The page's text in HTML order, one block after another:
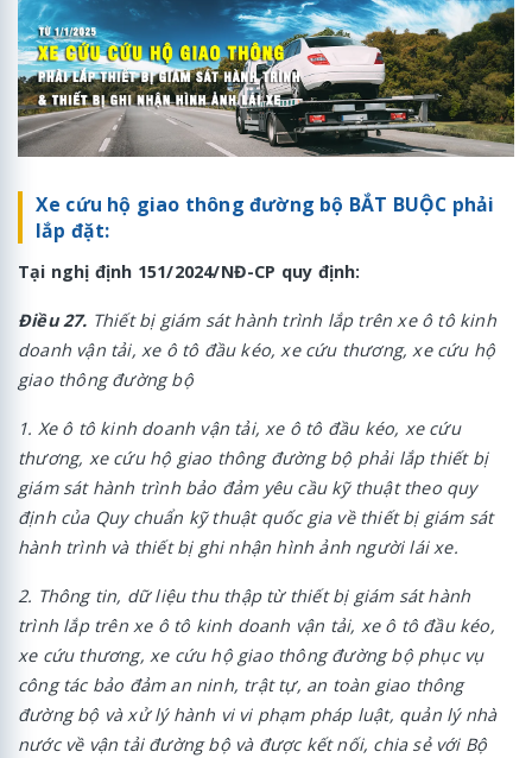
Xe cứu hộ giao thông đường bộ BẮT BUỘC phải
lắp đặt:
Tại nghị định 151/2024/NĐ-CP quy định:
Điều 27. Thiết bị giám sát hành trình lắp trên xe ô tô kinh
doanh vận tải, xe ô tô đầu kéo, xe cứu thương, xe cứu hộ
giao thông đường bộ
1. Xe ô tô kinh doanh vận tải, xe ô tô đầu kéo, xe cứu
thương, xe cứu hộ giao thông đường bộ phải lắp thiết bị
giám sát hành trình bảo đảm yêu cầu kỹ thuật theo quy
định của Quy chuẩn kỹ thuật quốc gia về thiết bị giám sát
hành trình và thiết bị ghi nhận hình ảnh người lái xe.
2. Thông tin, dữ liệu thu thập từ thiết bị giám sát hành
trình lắp trên xe ô tô kinh doanh vận tải, xe ô tô đầu kéo,
xe cứu thương, xe cứu hộ giao thông đường bộ phục vụ
công tác bảo đảm an ninh, trật tự, an toàn giao thông
đường bộ và xử lý hành vi vi phạm pháp luật, quản lý nhà
nước về vận tải đường bộ và được kết nối, chia sẻ với Bộ